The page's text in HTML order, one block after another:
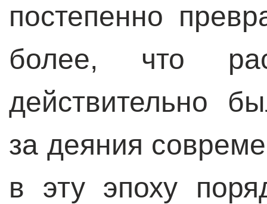
постепенно
более, что
действительно
за деяния
в эту эпоху